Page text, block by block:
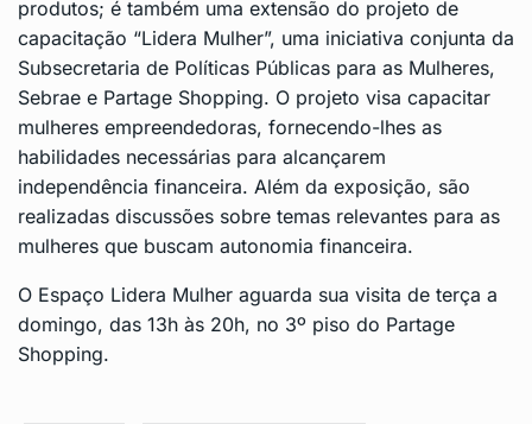
produtos; é também uma extensão do projeto de
capacitação “Lidera Mulher”, uma iniciativa conjunta da
Subsecretaria de Políticas Públicas para as Mulheres,
Sebrae e Partage Shopping. O projeto visa capacitar
mulheres empreendedoras, fornecendo-lhes as
habilidades necessárias para alcançarem
independência financeira. Além da exposição, são
realizadas discussões sobre temas relevantes para as
mulheres que buscam autonomia financeira.
O Espaço Lidera Mulher aguarda sua visita de terça a
domingo, das 13h às 20h, no 3º piso do Partage
Shopping.